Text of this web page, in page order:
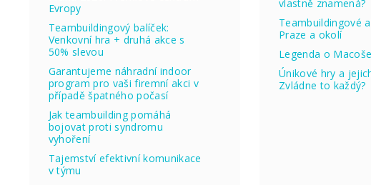
Evropy
Teambuildingový balíček:
Venkovní hra + druhá akce s
50% slevou
Garantujeme náhradní indoor
program pro vaši firemní akci v
případě špatného počasí
Jak teambuilding pomáhá
bojovat proti syndromu
vyhoření
Tajemství efektivní komunikace
v týmu
vlastně znamená?
Teambuildingové
Praze a okolí
Legenda o Macoše
Únikové hry a
Zvládne to každý?